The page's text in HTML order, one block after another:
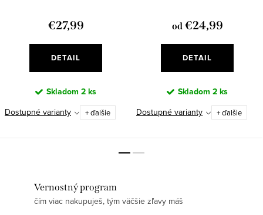
€27,99
DETAIL
Skladom 2 ks
Dostupné varianty + ďalšie
od€24,99
DETAIL
Skladom 2 ks
Dostupné varianty + ďalšie
Vernostný program
čím viac nakupuješ, tým väčšie zľavy máš